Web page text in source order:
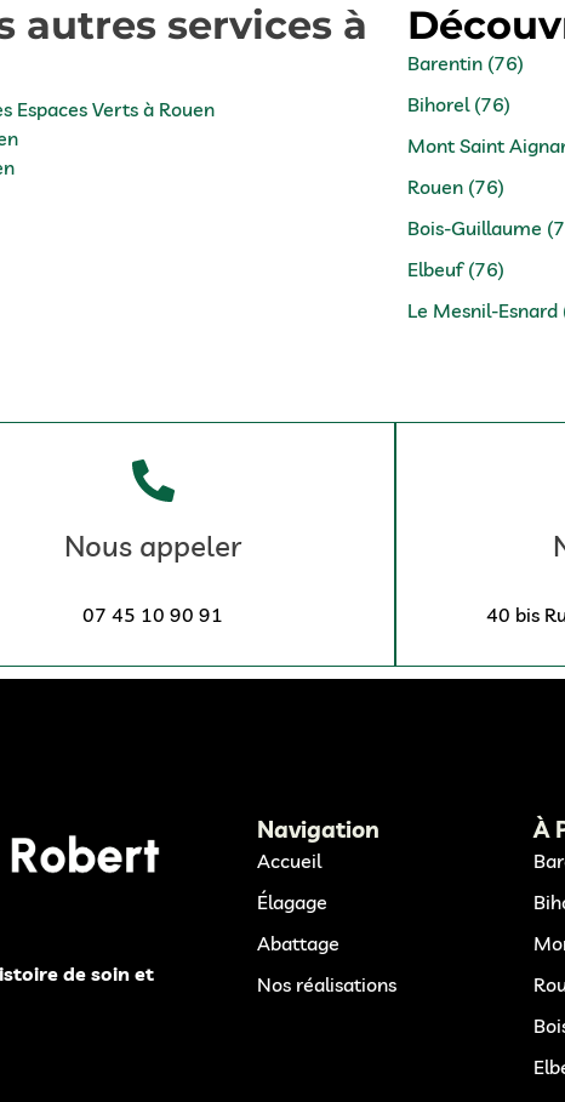
autres services à
Espaces Verts à Rouen
Barentin (76)
Bihorel (76)
Mont Saint
Rouen (76)
Bois-Guillaume
Elbeuf (76)
Le Mesnil-Esnard
Nous appeler
07 45 10 90 91 40 bis
de soin et
Navigation
Accueil
Élagage
Abattage
Nos réalisations
À